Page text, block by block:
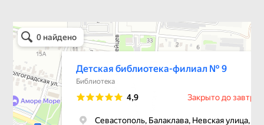
Детская библиотека-филиал № 9
Библиотека в Севастополе